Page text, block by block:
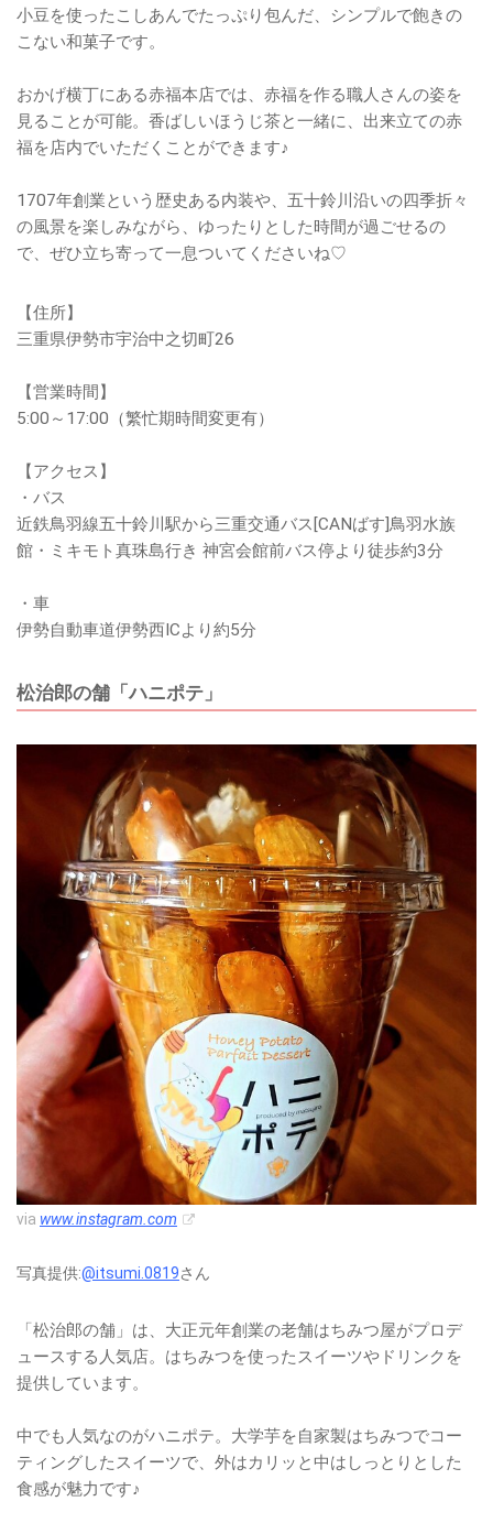
小豆を使ったこしあんでたっぷり包んだ、シンプルで飽きの
こない和菓子です。
おかげ横丁にある赤福本店では、赤福を作る職人さんの姿を
見ることが可能。香ばしいほうじ茶と一緒に、出来立ての赤
福を店内でいただくことができます♪
1707年創業という歴史ある内装や、五十鈴川沿いの四季折々
の風景を楽しみながら、ゆったりとした時間が過ごせるの
で、ぜひ立ち寄って一息ついてくださいね♡
【住所】
三重県伊勢市宇治中之切町26
【営業時間】
5:00～17:00（繁忙期時間変更有）
【アクセス】
・バス
近鉄鳥羽線五十鈴川駅から三重交通バス[CANばす]鳥羽水族
館・ミキモト真珠島行き 神宮会館前バス停より徒歩約3分
・車
伊勢自動車道伊勢西ICより約5分
松治郎の舗「ハニポテ」
via www.instagram.com
写真提供:@itsumi.0819さん
「松治郎の舗」は、大正元年創業の老舗はちみつ屋がプロデ
ュースする人気店。はちみつを使ったスイーツやドリンクを
提供しています。
中でも人気なのがハニポテ。大学芋を自家製はちみつでコー
ティングしたスイーツで、外はカリッと中はしっとりとした
食感が魅力です♪